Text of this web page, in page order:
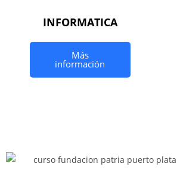
INFORMATICA
Más
información